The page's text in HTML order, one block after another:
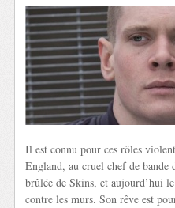
Il est connu pour ces rôles
England, au cruel chef de bande
brûlée de Skins, et aujourd’hui
contre les murs. Son rêve est